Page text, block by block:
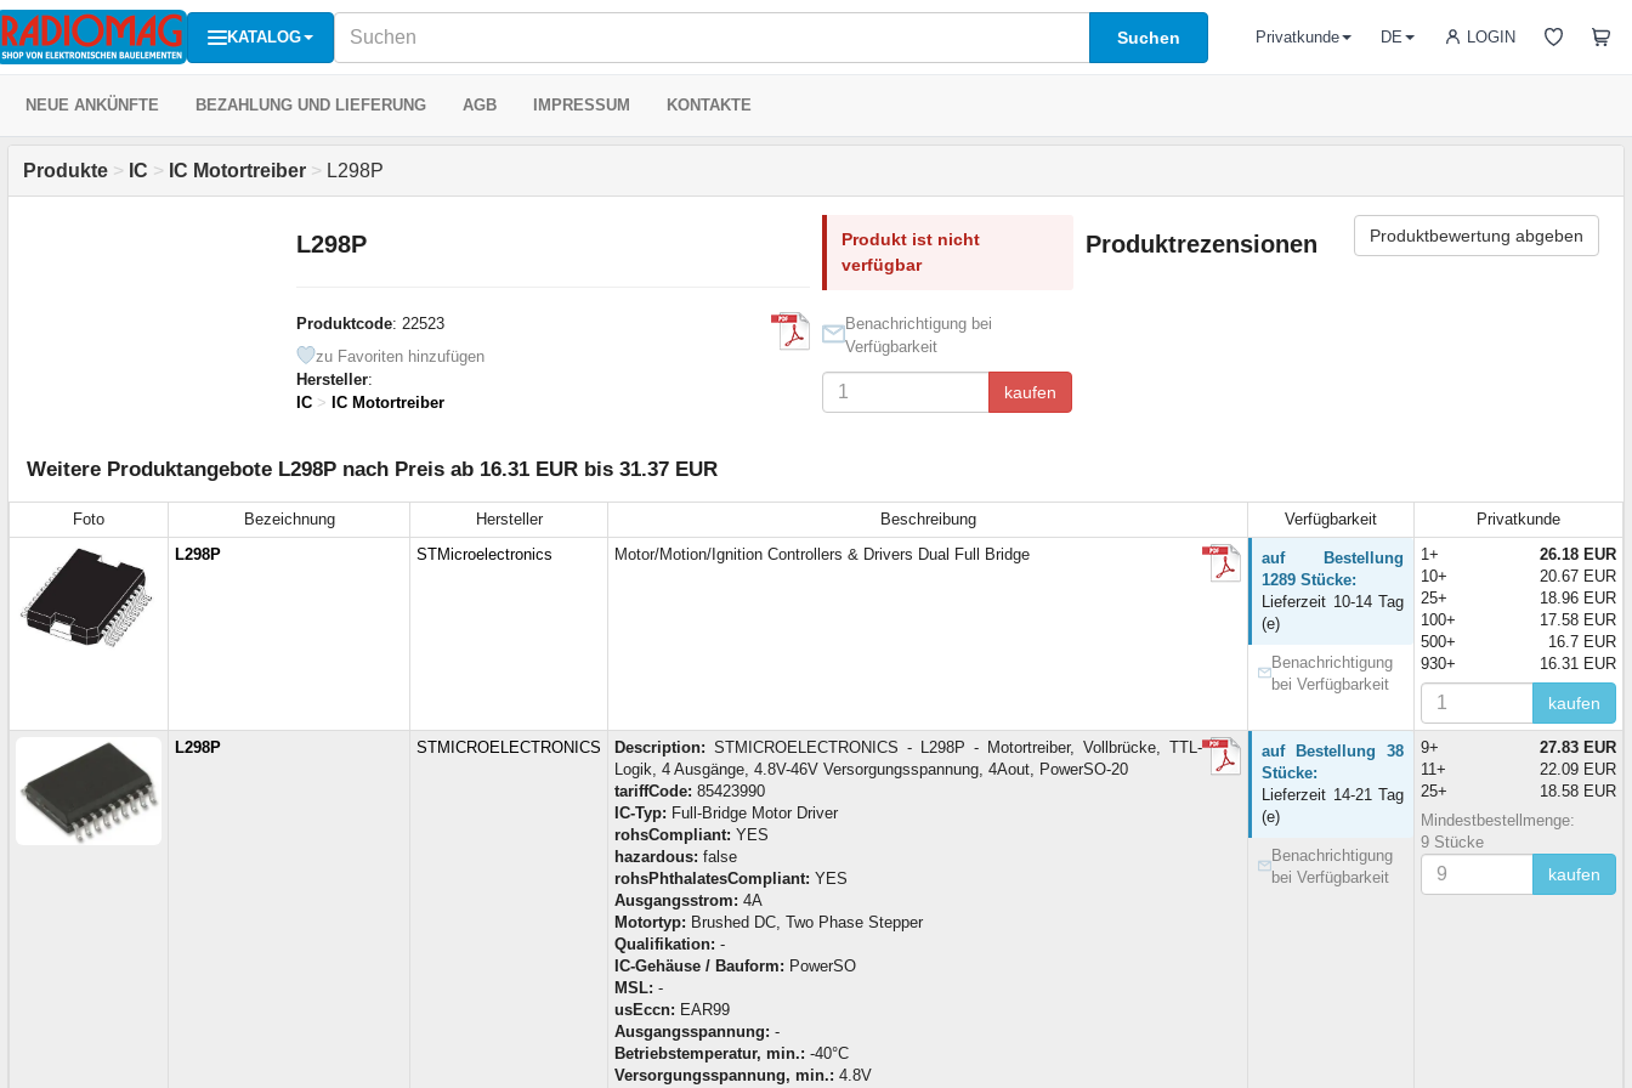
KATALOG Suchen LOGIN
Privatkunde DE
NEUE ANKÜNFTE BEZAHLUNG UND LIEFERUNG AGB IMPRESSUM KONTAKTE
Produkte > IC > IC Motortreiber > L298P
L298P
Produktcode: 22523
zu Favoriten hinzufügen
Hersteller:
IC > IC Motortreiber
Produkt ist nicht
verfügbar
Benachrichtigung bei
Verfügbarkeit
kaufen
Produktrezensionen Produktbewertung abgeben
Weitere Produktangebote L298P nach Preis ab 16.31 EUR bis 31.37 EUR
Foto Bezeichnung Hersteller Beschreibung Verfügbarkeit
Privatkunde
L298P
STMicroelectronics Motor/Motion/Ignition Controllers & Drivers Dual Full Bridge
auf Bestellung
1289 Stücke:
Lieferzeit 10-14 Tag
(e)
Benachrichtigung
bei Verfügbarkeit
1+
26.18 EUR
10+
20.67 EUR
25+
18.96 EUR
100+
17.58 EUR
500+
16.7 EUR
930+
16.31 EUR
kaufen
L298P STMICROELECTRONICS Description: STMICROELECTRONICS - L298P - Motortreiber, Vollbrücke, TTL-
Logik, 4 Ausgänge, 4.8V-46V Versorgungsspannung, 4Aout, PowerSO-20
tariffCode: 85423990
IC-Typ: Full-Bridge Motor Driver
rohsCompliant: YES
hazardous: false
rohsPhthalatesCompliant: YES
Ausgangsstrom: 4A
Motortyp: Brushed DC, Two Phase Stepper
Qualifikation: -
IC-Gehäuse / Bauform: PowerSO
MSL: -
usEccn: EAR99
Ausgangsspannung: -
Betriebstemperatur, min.: -40°C
Versorgungsspannung, min.: 4.8V
auf Bestellung 38
Stücke:
Lieferzeit 14-21 Tag
(e)
Benachrichtigung
bei Verfügbarkeit
9+
27.83 EUR
11+
22.09 EUR
25+
18.58 EUR
Mindestbestellmenge:
9 Stücke
kaufen